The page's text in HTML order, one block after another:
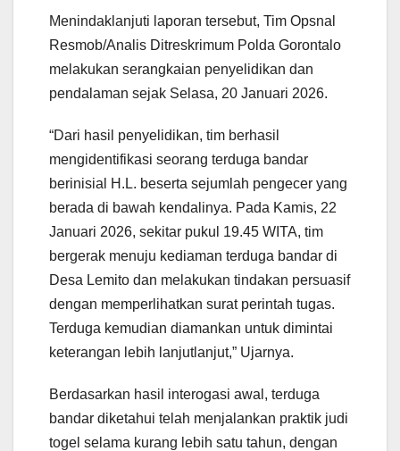
Menindaklanjuti laporan tersebut, Tim Opsnal
Resmob/Analis Ditreskrimum Polda Gorontalo
melakukan serangkaian penyelidikan dan
pendalaman sejak Selasa, 20 Januari 2026.
“Dari hasil penyelidikan, tim berhasil
mengidentifikasi seorang terduga bandar
berinisial H.L. beserta sejumlah pengecer yang
berada di bawah kendalinya. Pada Kamis, 22
Januari 2026, sekitar pukul 19.45 WITA, tim
bergerak menuju kediaman terduga bandar di
Desa Lemito dan melakukan tindakan persuasif
dengan memperlihatkan surat perintah tugas.
Terduga kemudian diamankan untuk dimintai
keterangan lebih lanjutlanjut,” Ujarnya.
Berdasarkan hasil interogasi awal, terduga
bandar diketahui telah menjalankan praktik judi
togel selama kurang lebih satu tahun, dengan